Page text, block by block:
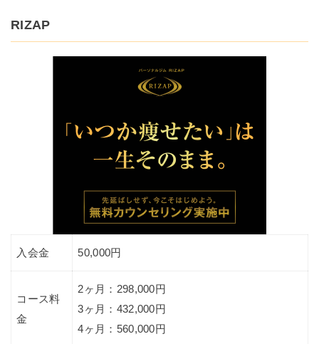
RIZAP
入会金 50,000円
コース料
金
2ヶ月：298,000円
3ヶ月：432,000円
4ヶ月：560,000円